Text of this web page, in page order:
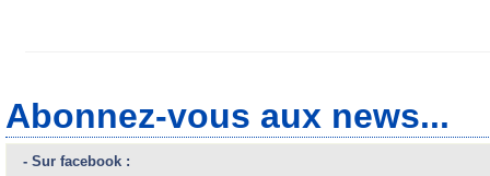
Abonnez-vous aux news...
- Sur facebook :